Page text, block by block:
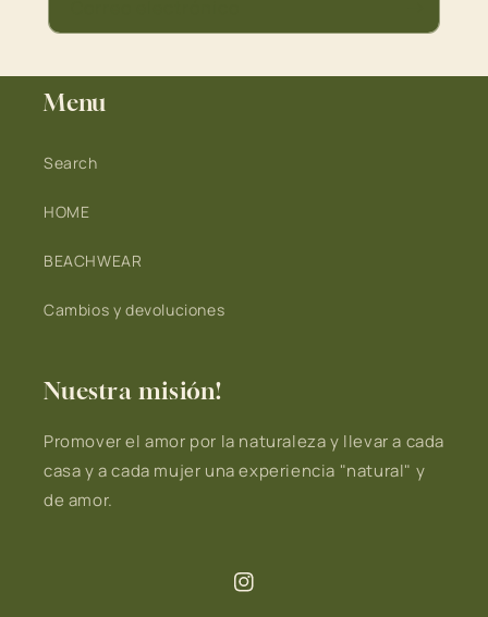
Menu
Search
HOME
BEACHWEAR
Cambios y devoluciones
Nuestra misión!
Promover el amor por la naturaleza y llevar a cada
casa y a cada mujer una experiencia "natural" y
de amor.
Instagram